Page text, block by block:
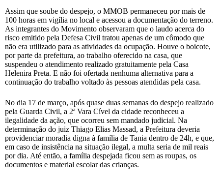
Assim que soube do despejo, o MMOB permaneceu por mais de
100 horas em vigília no local e acessou a documentação do terreno.
As integrantes do Movimento observaram que o laudo acerca do
risco emitido pela Defesa Civil tratou apenas de um cômodo que
não era utilizado para as atividades da ocupação. Houve o boicote,
por parte da prefeitura, ao trabalho oferecido na casa, que
suspendeu o atendimento realizado gratuitamente pela Casa
Helenira Preta. E não foi ofertada nenhuma alternativa para a
continuação do trabalho voltado às pessoas atendidas pela casa.
No dia 17 de março, após quase duas semanas do despejo realizado
pela Guarda Civil, a 2ª Vara Cível da cidade reconheceu a
ilegalidade da ação, que ocorreu sem mandado judicial. Na
determinação do juiz Thiago Elias Massad, a Prefeitura deveria
providenciar moradia digna à família de Tania dentro de 24h, e que,
em caso de insistência na situação ilegal, a multa seria de mil reais
por dia. Até então, a família despejada ficou sem as roupas, os
documentos e material escolar das crianças.